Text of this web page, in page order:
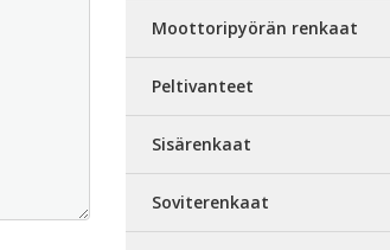
Moottoripyörän renkaat
Peltivanteet
Sisärenkaat
Soviterenkaat